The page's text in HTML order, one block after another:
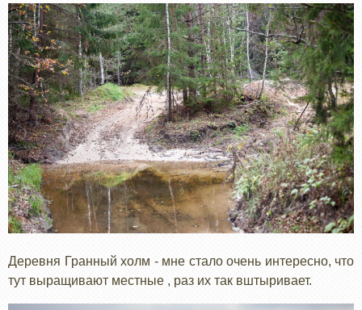
Деревня Гранный холм - мне стало очень интересно, что
тут выращивают местные , раз их так вштыривает.